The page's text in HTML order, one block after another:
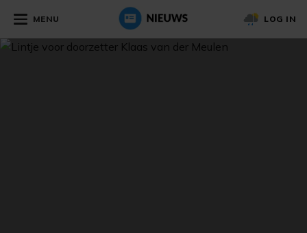
MENU LOG IN